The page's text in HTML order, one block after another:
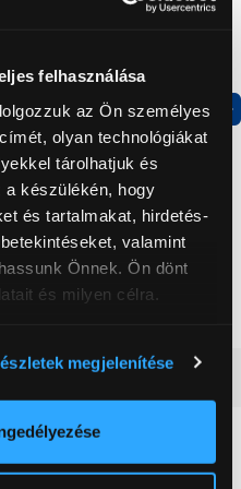
felhasználása
az Ön személyes
olyan technológiákat
tárolhatjuk és
a készülékén, hogy
és tartalmakat, hirdetés-
valamint
Önnek. Ön dönt
és milyen célra.
pontossággal
annak konkrét
megjelenítése
Termék adatlap
Gorenje N619EAXL4
Alulfagyasztós
kombinált hűtőszekrény
179 999 Ft